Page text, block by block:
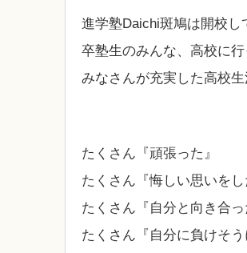
進学塾Daichi斑鳩は開校し
卒塾生のみんな、高校に
みなさんが充実した高校
たくさん『頑張った』
たくさん『悔しい思いをし
たくさん『自分と向き合っ
たくさん『自分に負けそう